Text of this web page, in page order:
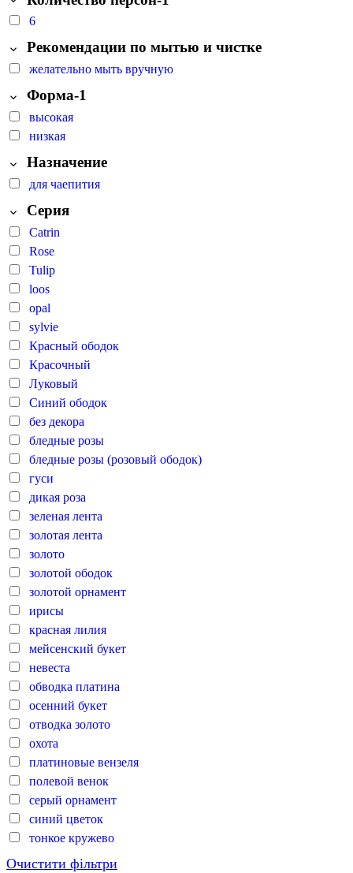
6
Рекомендации по мытью и чистке
желательно мыть вручную
Форма-1
высокая
низкая
Назначение
для чаепития
Серия
Catrin
Rose
Tulip
loos
opal
sylvie
Красный ободок
Красочный
Луковый
Синий ободок
без декора
бледные розы
бледные розы (розовый ободок)
гуси
дикая роза
зеленая лента
золотая лента
золото
золотой ободок
золотой орнамент
ирисы
красная лилия
мейсенский букет
невеста
обводка платина
осенний букет
отводка золото
охота
платиновые вензеля
полевой венок
серый орнамент
синий цветок
тонкое кружево
Очистити фільтри